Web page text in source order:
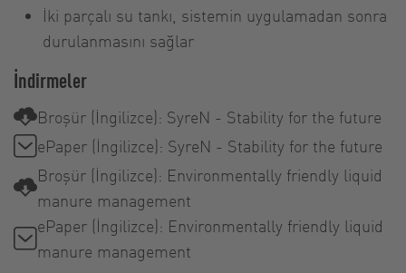
İki parçalı su tankı, sistemin uygulamadan sonra
durulanmasını sağlar
İndirmeler
Broşür (İngilizce): SyreN - Stability for the future
ePaper (İngilizce): SyreN - Stability for the future
Broşür (İngilizce): Environmentally friendly liquid
manure management
ePaper (İngilizce): Environmentally friendly liquid
manure management